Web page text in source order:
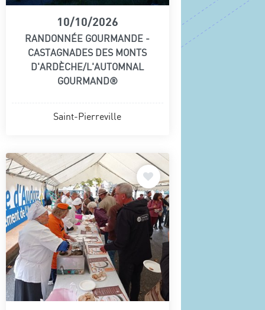
10/10/2026
RANDONNÉE GOURMANDE -
CASTAGNADES DES MONTS
D'ARDÈCHE/L'AUTOMNAL
GOURMAND®
Saint-Pierreville